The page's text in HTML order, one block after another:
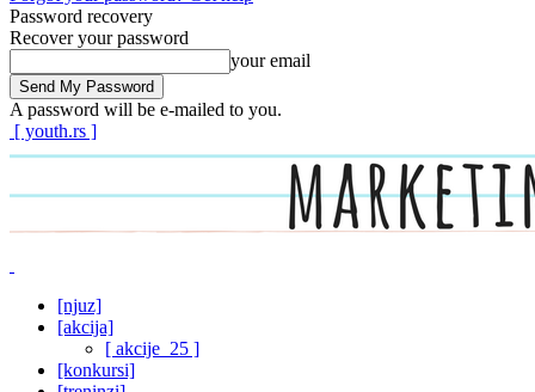
Password recovery
Recover your password
your email
A password will be e-mailed to you.
[ youth.rs ]
[njuz]
[akcija]
[ akcije_25 ]
[konkursi]